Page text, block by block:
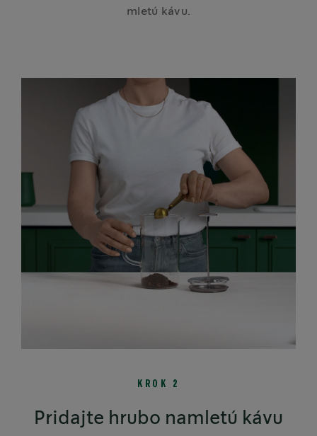
mletú kávu.
KROK 2
Pridajte hrubo namletú kávu